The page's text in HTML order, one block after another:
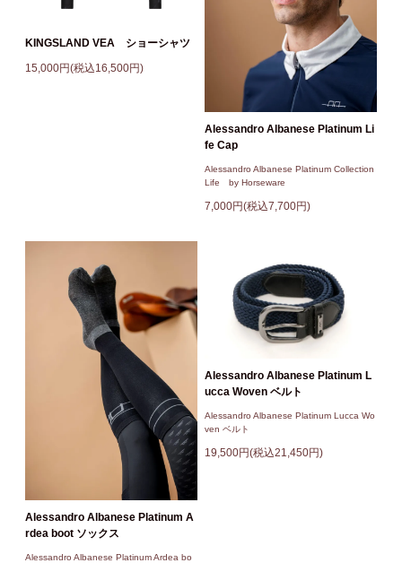
KINGSLAND VEA ショーシャツ
15,000円(税込16,500円)
Alessandro Albanese Platinum Li
fe Cap
Alessandro Albanese Platinum Collection
Life by Horseware
7,000円(税込7,700円)
Alessandro Albanese Platinum A
rdea boot ソックス
Alessandro Albanese Platinum Ardea bo
Alessandro Albanese Platinum L
ucca Woven ベルト
Alessandro Albanese Platinum Lucca Wo
ven ベルト
19,500円(税込21,450円)